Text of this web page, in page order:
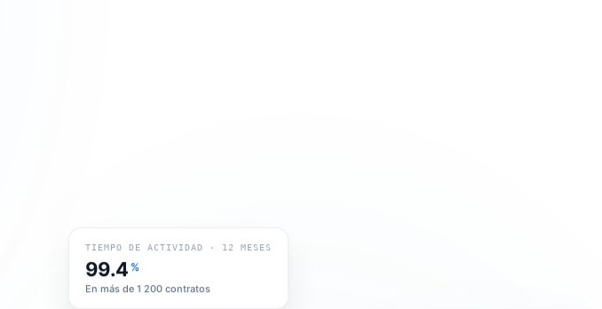
TIEMPO DE ACTIVIDAD · 12 MESES
99.4 %
En más de 1 200 contratos